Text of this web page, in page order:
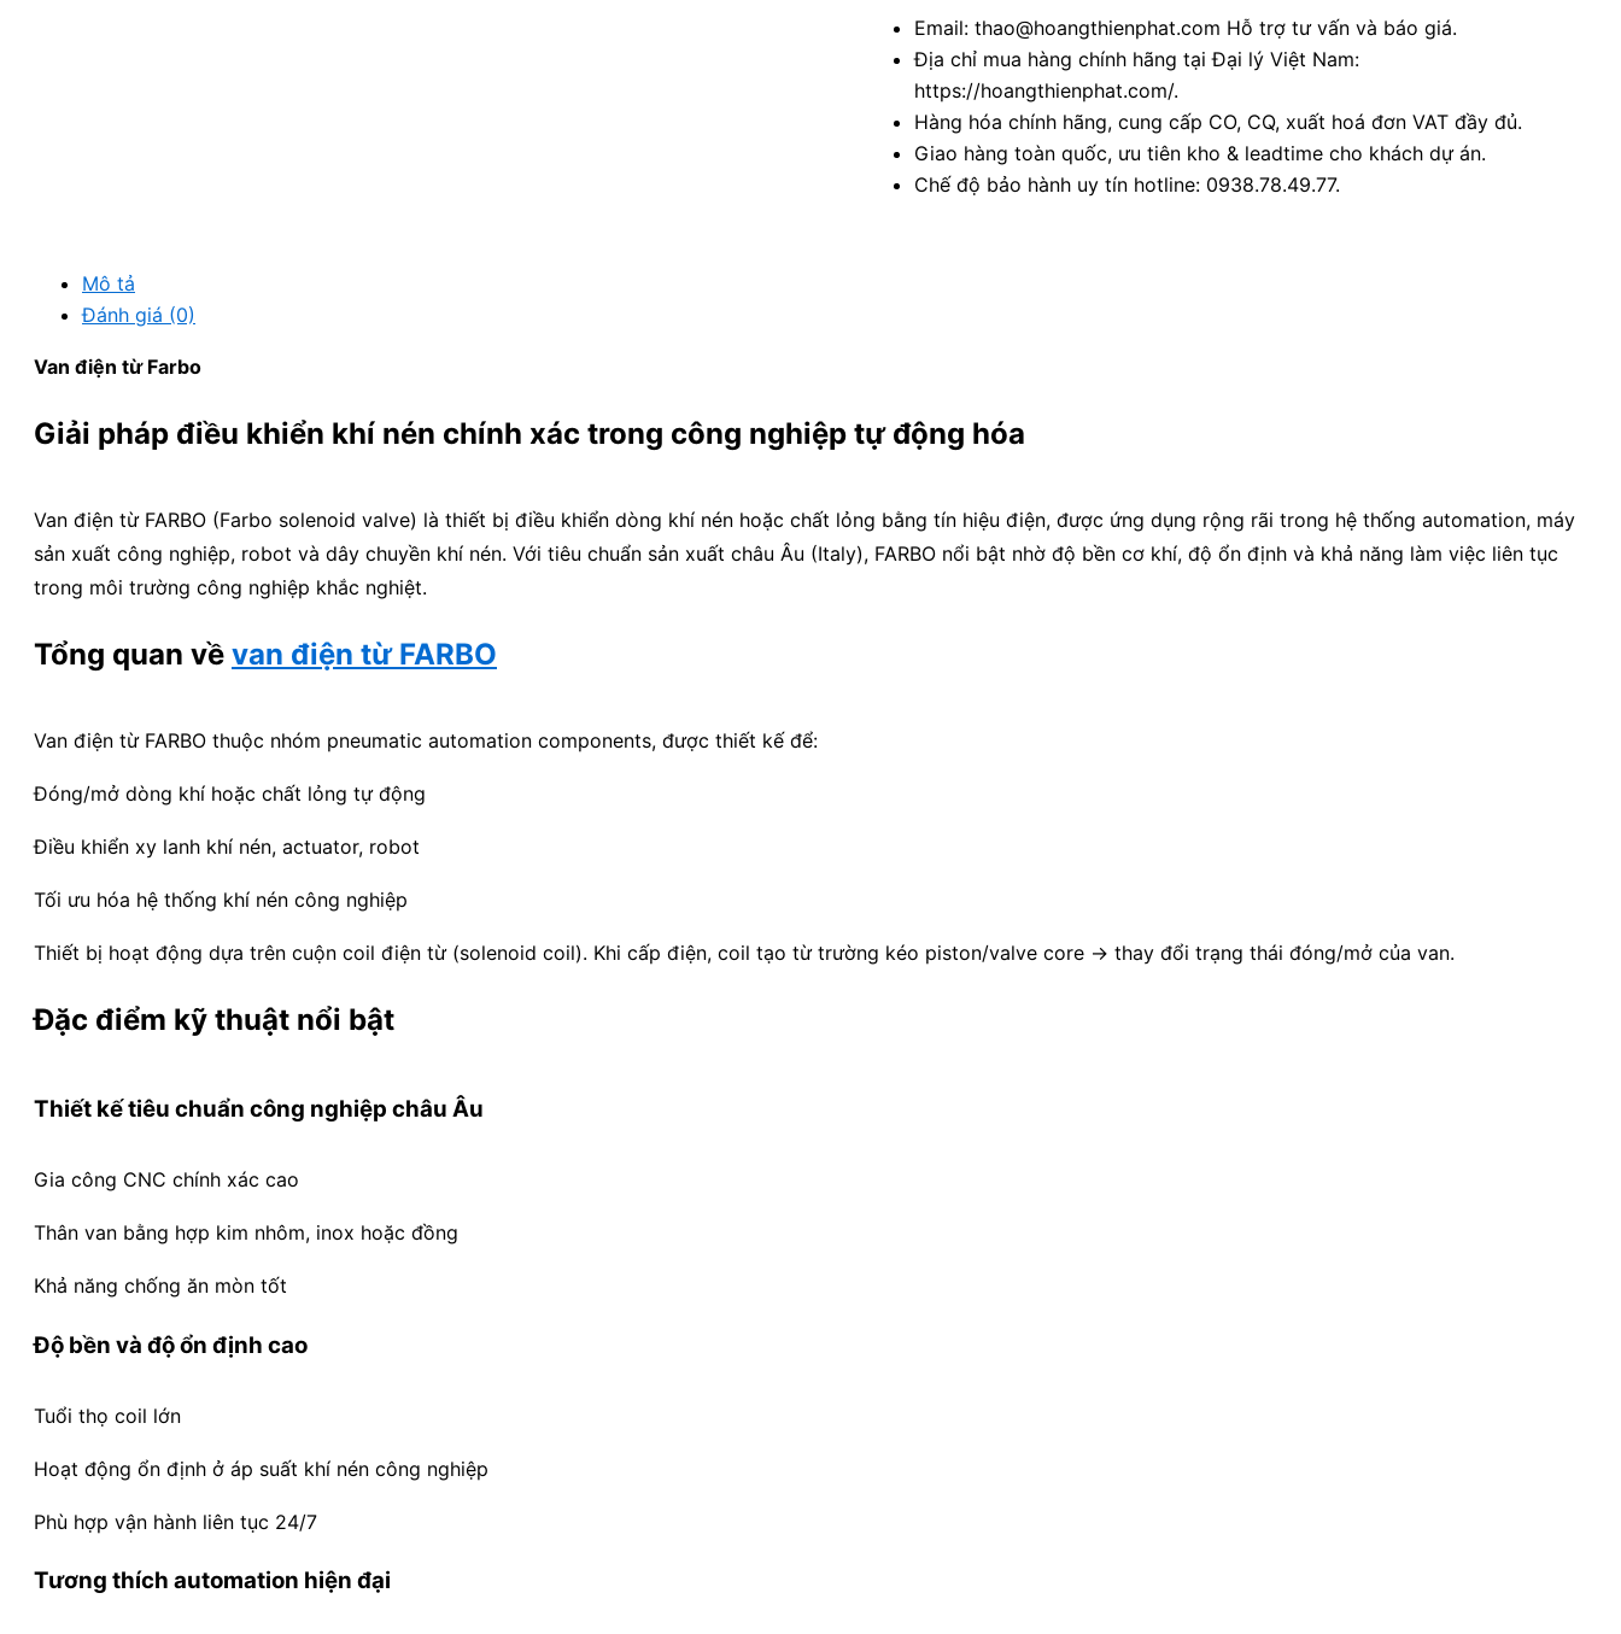
Email: thao@hoangthienphat.com Hỗ trợ tư vấn và báo giá.
Địa chỉ mua hàng chính hãng tại Đại lý Việt Nam:
https://hoangthienphat.com/.
Hàng hóa chính hãng, cung cấp CO, CQ, xuất hoá đơn VAT đầy đủ.
Giao hàng toàn quốc, ưu tiên kho & leadtime cho khách dự án.
Chế độ bảo hành uy tín hotline: 0938.78.49.77.
Mô tả
Đánh giá (0)
Van điện từ Farbo
Giải pháp điều khiển khí nén chính xác trong công nghiệp tự động hóa
Van điện từ FARBO (Farbo solenoid valve) là thiết bị điều khiển dòng khí nén hoặc chất lỏng bằng tín hiệu điện, được ứng dụng rộng rãi trong hệ thống automation, máy
sản xuất công nghiệp, robot và dây chuyền khí nén. Với tiêu chuẩn sản xuất châu Âu (Italy), FARBO nổi bật nhờ độ bền cơ khí, độ ổn định và khả năng làm việc liên tục
trong môi trường công nghiệp khắc nghiệt.
Tổng quan về van điện từ FARBO
Van điện từ FARBO thuộc nhóm pneumatic automation components, được thiết kế để:
Đóng/mở dòng khí hoặc chất lỏng tự động
Điều khiển xy lanh khí nén, actuator, robot
Tối ưu hóa hệ thống khí nén công nghiệp
Thiết bị hoạt động dựa trên cuộn coil điện từ (solenoid coil). Khi cấp điện, coil tạo từ trường kéo piston/valve core → thay đổi trạng thái đóng/mở của van.
Đặc điểm kỹ thuật nổi bật
Thiết kế tiêu chuẩn công nghiệp châu Âu
Gia công CNC chính xác cao
Thân van bằng hợp kim nhôm, inox hoặc đồng
Khả năng chống ăn mòn tốt
Độ bền và độ ổn định cao
Tuổi thọ coil lớn
Hoạt động ổn định ở áp suất khí nén công nghiệp
Phù hợp vận hành liên tục 24/7
Tương thích automation hiện đại